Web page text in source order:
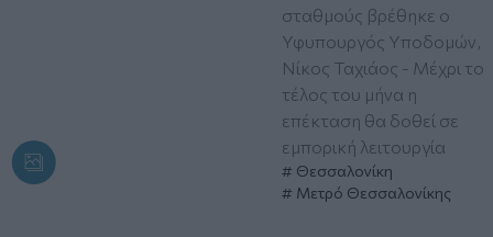
σταθμούς βρέθηκε ο
Υφυπουργός Υποδομών,
Νίκος Ταχιάος - Μέχρι το
τέλος του μήνα η
επέκταση θα δοθεί σε
εμπορική λειτουργία
Θεσσαλονίκη
Μετρό Θεσσαλονίκης